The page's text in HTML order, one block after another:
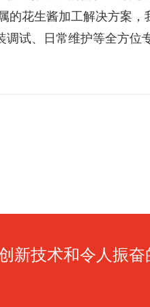
的花生酱加工解决方案，
试、日常维护等全方位
新技术和令人振奋